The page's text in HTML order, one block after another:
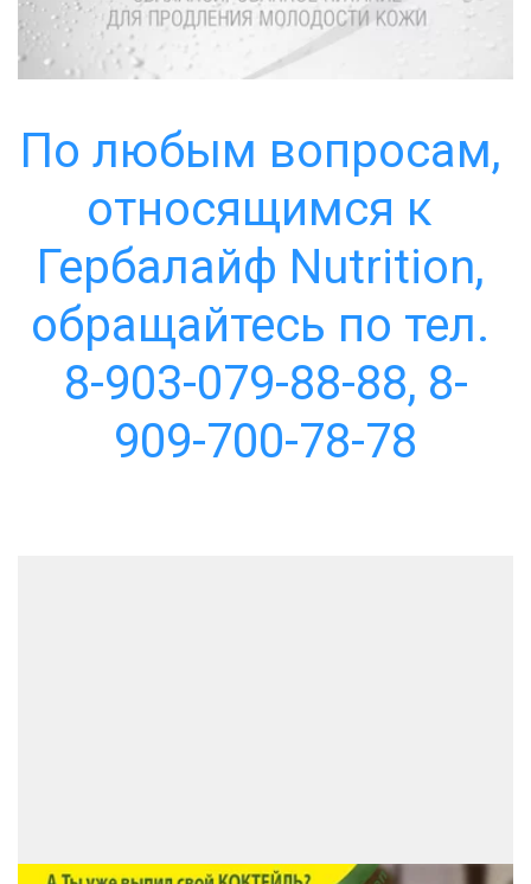
По любым вопросам,
относящимся к
Гербалайф Nutrition,
обращайтесь по тел.
8-903-079-88-88, 8-
909-700-78-78